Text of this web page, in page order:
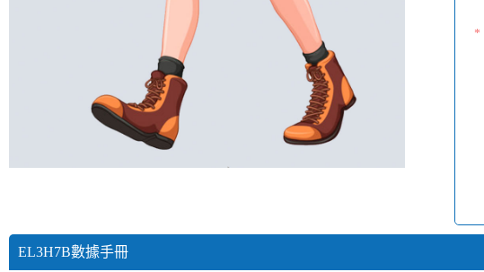
EL3H7B數據手冊